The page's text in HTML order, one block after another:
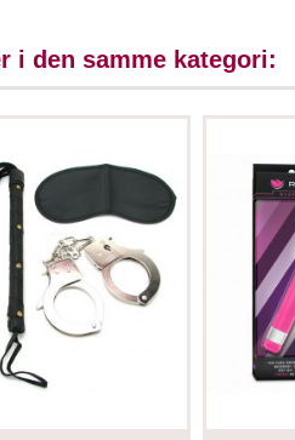
i den samme kategori: